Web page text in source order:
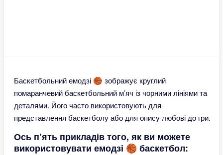
Баскетбольний емодзі 🏀 зображує круглий
помаранчевий баскетбольний м’яч із чорними лініями та
деталями. Його часто використовують для
представлення баскетболу або для опису любові до гри.
Ось п’ять прикладів того, як ви можете
використовувати емодзі 🏀 баскетбол: